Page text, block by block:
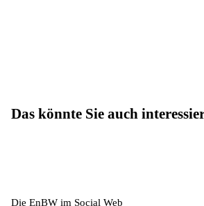
Das könnte Sie auch
Die EnBW im Social Web